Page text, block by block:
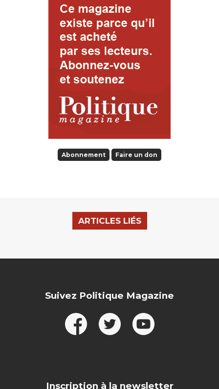
Abonnement Faire un don
ARTICLES LIÉS
Suivez Politique Magazine
Inscription à la newsletter